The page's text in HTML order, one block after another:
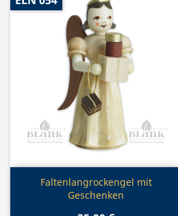
Vorschau
Faltenlangrockengel mit
Geschenken